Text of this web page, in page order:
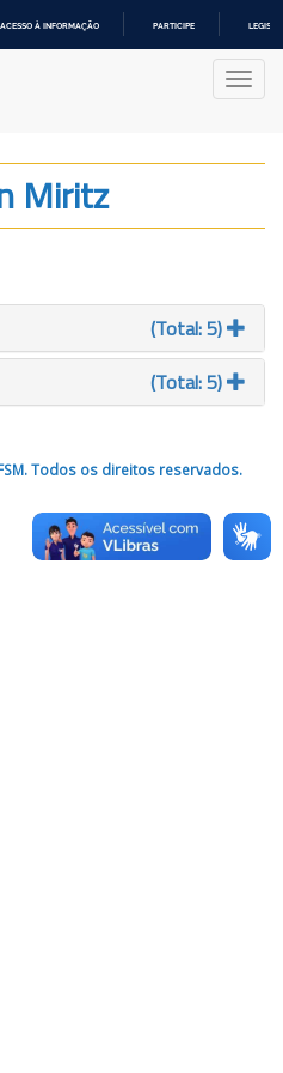
ACESSO À INFORMAÇÃO PARTICIPE
Miritz
(Total: 5)
(Total: 5)
Todos os direitos reservados.